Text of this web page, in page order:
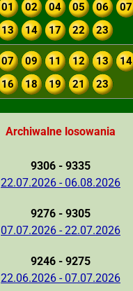
01 02 04 05 06 07
13
14 17 22 23
07 09 11 12 13 14
16
18 19 21 23
Archiwalne losowania
9306 - 9335
22.07.2026 - 06.08.2026
9276 - 9305
07.07.2026 - 22.07.2026
9246 - 9275
22.06.2026 - 07.07.2026